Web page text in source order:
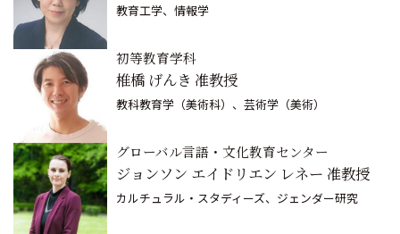
教育工学、情報学
初等教育学科
椎橋 げんき 准教授
教科教育学（美術科）、芸術学（美術）
グローバル言語・文化教育センター
ジョンソン エイドリエン レネー 准教授
カルチュラル・スタディーズ、ジェンダー研究